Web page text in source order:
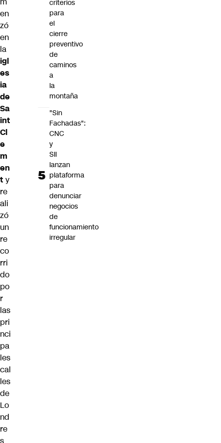
en
zó
en
la
igl
es
ia
de
Sa
int
Cl
e
m
en
t y
re
ali
zó
un
re
co
rri
do
po
r
las
pri
nci
pa
les
cal
les
de
Lo
nd
re
s
criterios
para
el
cierre
preventivo
de
caminos
a
la
montaña
"Sin
Fachadas":
CNC
y
SII
lanzan
plataforma
para
denunciar
negocios
de
funcionamiento
irregular